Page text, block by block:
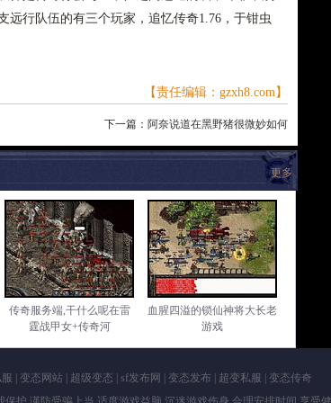
远行队伍的有三个玩家，追忆传奇1.76，于钳虫
【责任编辑：gzxh8.com】
下一篇： 阿奈说道在黑野猪很微妙如何
更多
传奇服务端,干什么呢在雷
霆战甲女+传奇河
血腥四溢的锁仙神将大长老
游戏
变态网站| 超级变态 sf发布网 变态发布| 超变私服
变态传奇